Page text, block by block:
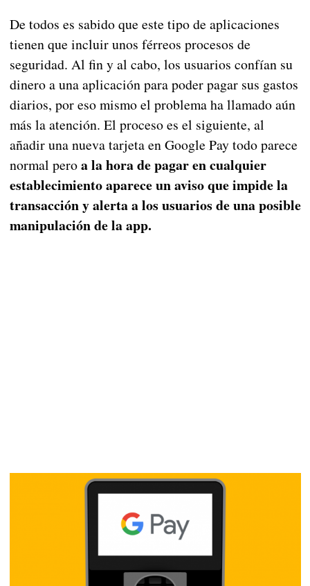
De todos es sabido que este tipo de aplicaciones
tienen que incluir unos férreos procesos de
seguridad. Al fin y al cabo, los usuarios confían su
dinero a una aplicación para poder pagar sus gastos
diarios, por eso mismo el problema ha llamado aún
más la atención. El proceso es el siguiente, al
añadir una nueva tarjeta en Google Pay todo parece
normal peroa la hora de pagar en cualquier
establecimiento aparece un aviso que impide la
transacción y alerta a los usuarios de una posible
manipulación de la app.